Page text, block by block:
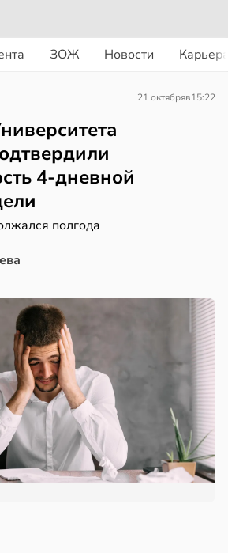
ЗОЖ Новости
21 октябряв15:22
4-дневной
полгода